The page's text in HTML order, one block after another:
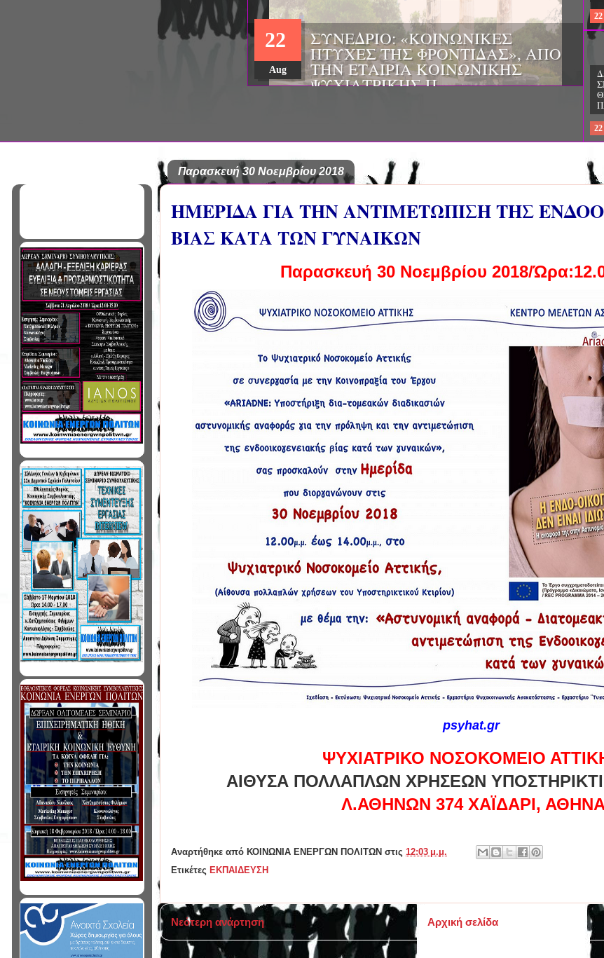
EΥΡΩΠΑΪΚΟ ΔΙΚΤΥΟ ΦΟΡΕΩΝ ΨΥΧΙΚΗΣ ΥΓΕΙΑΣ
ΑSKLEPIOS
22Aug
ΔΩΡΕΑΝ ΠΡΟΓΡΑΜΜΑ
ΣΠΟΥΔΩΝ: «ΕΠΙΣΤΗΜΕΣ
ΘΕΩΡΙΑ ΚΑΙ ΕΦΑΡΜΟΓΕΣ»,
Παρασκευή 30 Νοεμβρίου 2018
ΗΜΕΡΙΔΑ ΓΙΑ ΤΗΝ ΑΝΤΙΜΕΤΩΠΙΣΗ ΤΗΣ
ΒΙΑΣ ΚΑΤΑ ΤΩΝ ΓΥΝΑΙΚΩΝ
Παρασκευή 30 Νοεμβρίου 2018/
psyhat.gr
ΨΥΧΙΑΤΡΙΚΟ ΝΟΣΟΚΟΜΕΙΟ
ΑΙΘΥΣΑ ΠΟΛΛΑΠΛΩΝ ΧΡΗΣΕΩΝ
Λ.ΑΘΗΝΩΝ 374 ΧΑΪΔΑΡΙ,
Αναρτήθηκε από ΚΟΙΝΩΝΙΑ ΕΝΕΡΓΩΝ ΠΟΛΙΤΩΝ στις 12:03 μ.μ.
Ετικέτες ΕΚΠΑΙΔΕΥΣΗ
Νεότερη ανάρτηση Αρχική σελίδα